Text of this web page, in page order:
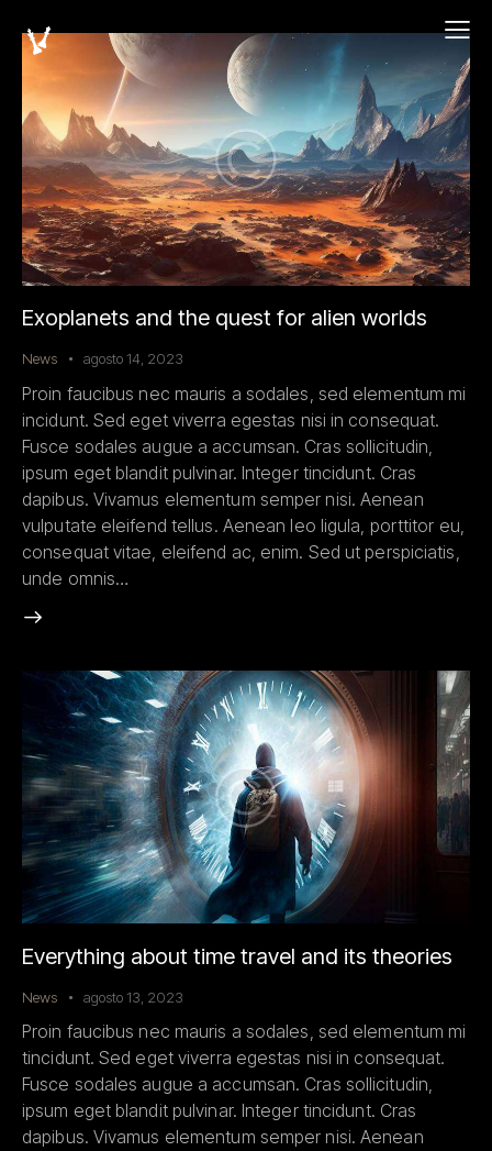
Exoplanets and the quest for alien worlds
News agosto 14, 2023
Proin faucibus nec mauris a sodales, sed elementum mi
incidunt. Sed eget viverra egestas nisi in consequat.
Fusce sodales augue a accumsan. Cras sollicitudin,
ipsum eget blandit pulvinar. Integer tincidunt. Cras
dapibus. Vivamus elementum semper nisi. Aenean
vulputate eleifend tellus. Aenean leo ligula, porttitor eu,
consequat vitae, eleifend ac, enim. Sed ut perspiciatis,
unde omnis…
Everything about time travel and its theories
News agosto 13, 2023
Proin faucibus nec mauris a sodales, sed elementum mi
tincidunt. Sed eget viverra egestas nisi in consequat.
Fusce sodales augue a accumsan. Cras sollicitudin,
ipsum eget blandit pulvinar. Integer tincidunt. Cras
dapibus. Vivamus elementum semper nisi. Aenean